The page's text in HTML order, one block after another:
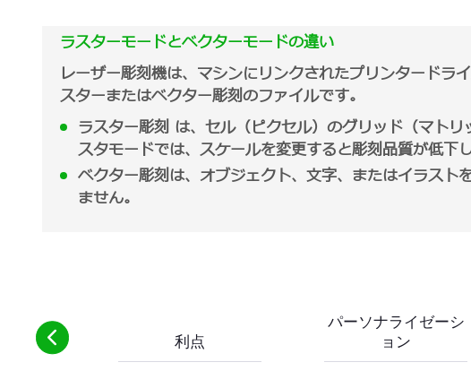
ラスターモードとベクターモードの違い
レーザー彫刻機は、マシンにリンクされたプリンタードラ
スターまたはベクター彫刻のファイルです。
ラスター彫刻 は、 セル（ピクセル）のグリッド（マト
スタモードでは、スケールを変更すると彫刻品質が低下
ベクター彫刻は、 オブジェクト、文字、またはイラスト
ません。
利点
パーソナライゼーシ
ョン